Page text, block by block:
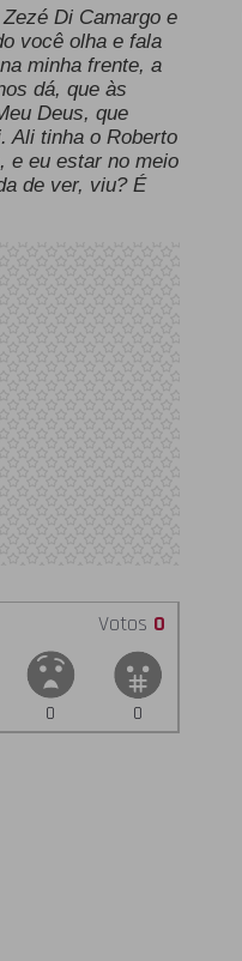
Di Camargo e
você olha e fala
minha frente, a
dá, que às
Deus, que
Ali tinha o Roberto
e eu estar no meio
de ver, viu? É
Votos 0
0 0